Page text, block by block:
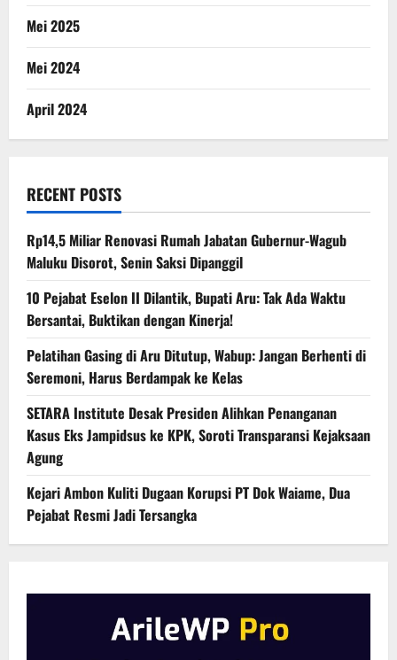
Mei 2025
Mei 2024
April 2024
RECENT POSTS
Rp14,5 Miliar Renovasi Rumah Jabatan Gubernur-Wagub
Maluku Disorot, Senin Saksi Dipanggil
10 Pejabat Eselon II Dilantik, Bupati Aru: Tak Ada Waktu
Bersantai, Buktikan dengan Kinerja!
Pelatihan Gasing di Aru Ditutup, Wabup: Jangan Berhenti di
Seremoni, Harus Berdampak ke Kelas
SETARA Institute Desak Presiden Alihkan Penanganan
Kasus Eks Jampidsus ke KPK, Soroti Transparansi Kejaksaan
Agung
Kejari Ambon Kuliti Dugaan Korupsi PT Dok Waiame, Dua
Pejabat Resmi Jadi Tersangka